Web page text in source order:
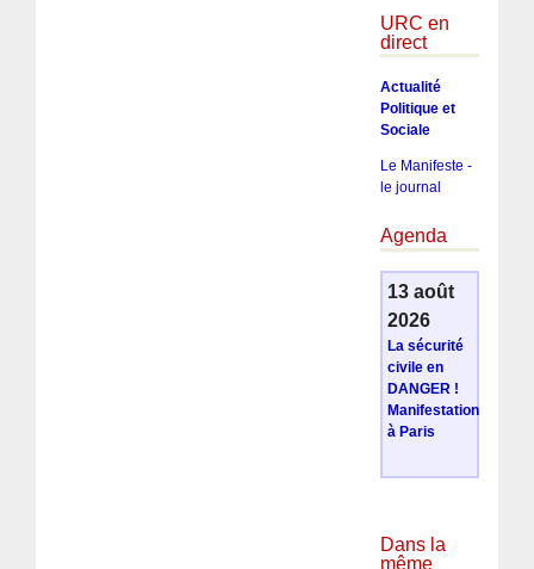
URC en
direct
Actualité
Politique et
Sociale
Le Manifeste -
le journal
Agenda
13 août
2026
La sécurité
civile en
DANGER !
Manifestation
à Paris
Dans la
même